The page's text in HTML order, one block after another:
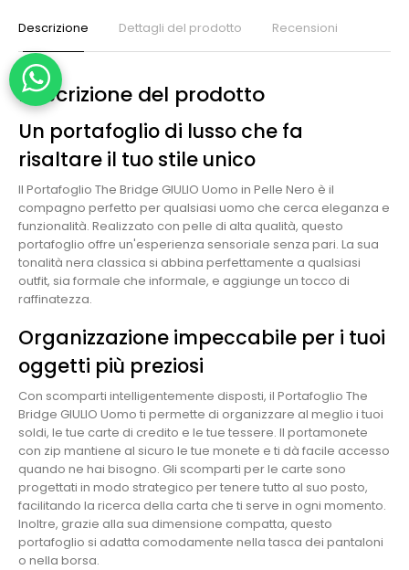
Descrizione Dettagli del prodotto Recensioni
Descrizione del prodotto
Un portafoglio di lusso che fa
risaltare il tuo stile unico
Il Portafoglio The Bridge GIULIO Uomo in Pelle Nero è il
compagno perfetto per qualsiasi uomo che cerca eleganza e
funzionalità. Realizzato con pelle di alta qualità, questo
portafoglio offre un'esperienza sensoriale senza pari. La sua
tonalità nera classica si abbina perfettamente a qualsiasi
outfit, sia formale che informale, e aggiunge un tocco di
raffinatezza.
Organizzazione impeccabile per i tuoi
oggetti più preziosi
Con scomparti intelligentemente disposti, il Portafoglio The
Bridge GIULIO Uomo ti permette di organizzare al meglio i tuoi
soldi, le tue carte di credito e le tue tessere. Il portamonete
con zip mantiene al sicuro le tue monete e ti dà facile accesso
quando ne hai bisogno. Gli scomparti per le carte sono
progettati in modo strategico per tenere tutto al suo posto,
facilitando la ricerca della carta che ti serve in ogni momento.
Inoltre, grazie alla sua dimensione compatta, questo
portafoglio si adatta comodamente nella tasca dei pantaloni
o nella borsa.